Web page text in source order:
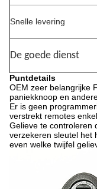
Snelle levering
De goede dienst
Puntdetails
OEM zeer belangrijke
paniekknoop en
Er is geen
verstrekt remotes
Gelieve te controleren
verzekeren sleutel het
even welke twijfel